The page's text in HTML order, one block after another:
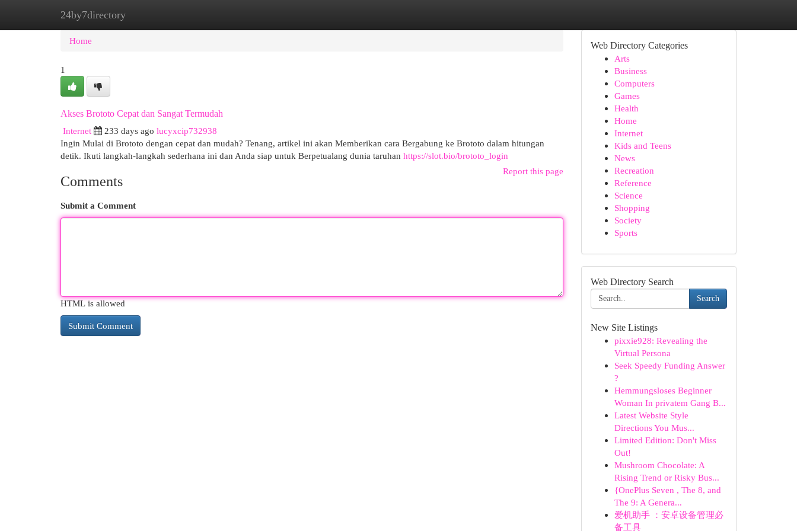
24by7directory
Home New Site Listings
Home
1
Akses Brototo Cepat dan Sangat Termudah
Internet
233 days ago lucyxcip732938
Ingin Mulai di Brototo dengan cepat dan mudah? Tenang, artikel ini akan Memberikan cara Bergabung ke Brototo dalam hitungan
detik. Ikuti langkah-langkah sederhana ini dan Anda siap untuk Berpetualang dunia taruhan https://slot.bio/brototo_login
Report this page
Comments
Submit a Comment
HTML is allowed
Web Directory Categories
Arts
Business
Computers
Games
Health
Home
Internet
Kids and Teens
News
Recreation
Reference
Science
Shopping
Society
Sports
Web Directory Search
Search
New Site Listings
pixxie928: Revealing the
Virtual Persona
Seek Speedy Funding Answer
?
Hemmungsloses Beginner
Woman In privatem Gang B...
Latest Website Style
Directions You Mus...
Limited Edition: Don't Miss
Out!
Mushroom Chocolate: A
Rising Trend or Risky Bus...
{OnePlus Seven , The 8, and
The 9: A Genera...
爱机助手 ：安卓设备管理必
备工具